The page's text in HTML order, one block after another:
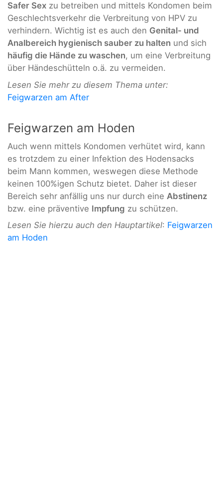
Safer Sex zu betreiben und mittels Kondomen beim
Geschlechtsverkehr die Verbreitung von HPV zu
verhindern. Wichtig ist es auch den Genital- und
Analbereich hygienisch sauber zu halten und sich
häufig die Hände zu waschen, um eine Verbreitung
über Händeschütteln o.ä. zu vermeiden.
Lesen Sie mehr zu diesem Thema unter:
Feigwarzen am After
Feigwarzen am Hoden
Auch wenn mittels Kondomen verhütet wird, kann
es trotzdem zu einer Infektion des Hodensacks
beim Mann kommen, weswegen diese Methode
keinen 100%igen Schutz bietet. Daher ist dieser
Bereich sehr anfällig uns nur durch eine Abstinenz
bzw. eine präventive Impfung zu schützen.
Lesen Sie hierzu auch den Hauptartikel: Feigwarzen
am Hoden